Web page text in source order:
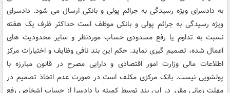
به دادسرای ویژه رسیدگی به جرائم پولی و بانکی ارسال می شود. دادسرای
ویژه رسیدگی به جرائم پولی و بانکی موظف است حداکثر ظرف یک هفته
نسبت به تداوم یا رفع مسدودی حساب موردنظر و سایر محدودیت های
اعمال شده، تصمیم گیری نماید. حکم این بند نافی وظایف و اختیارات مرکز
اطلاعات مالی وزارت امور اقتصادی و دارایی مصرح در قانون مبارزه با
پولشویی نیست. بانک مرکزی مکلف است در صورت عدم اتخاذ تصمیم در
مهلت زمانی مقرر در این بند توسط کمیته یا دادسرا از حساب اشخاص رفع